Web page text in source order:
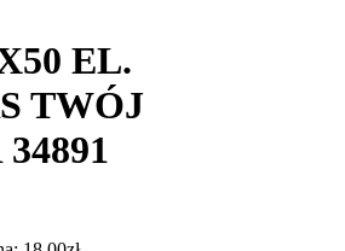
EL.
TWÓJ